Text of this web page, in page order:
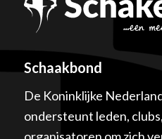
Schaakbond
De Koninklijke
ondersteunt leden,